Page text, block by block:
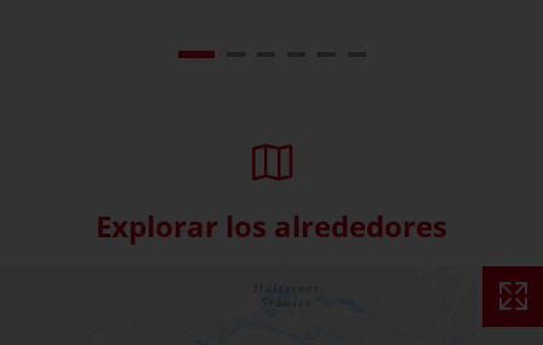
Explorar los alrededores
Skip interactive map (Not